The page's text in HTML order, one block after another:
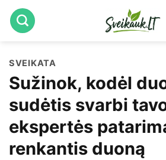
Skip
to
SVEIKATA
Sužinok, kodėl
sudėtis svarbi
ekspertės
renkantis duoną